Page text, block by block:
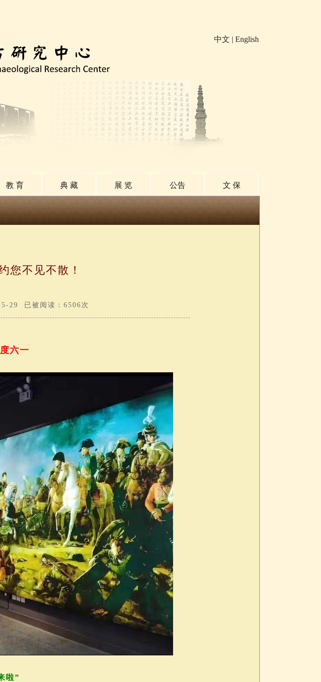
中文 | English
教 育 典 藏 展 览 公告 文 保
您不见不散！
29 已被阅读：6506次
六一
啦”